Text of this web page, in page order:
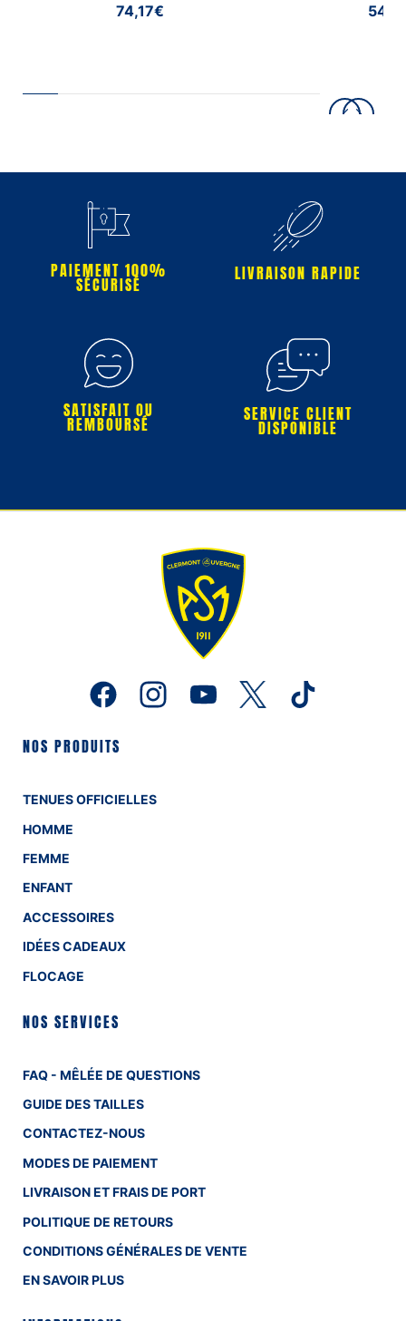
74,17€
PAIEMENT 100%
SÉCURISÉ
LIVRAISON RAPIDE
SATISFAIT OU
REMBOURSÉ SERVICE CLIENT
DISPONIBLE
NOS PRODUITS
TENUES OFFICIELLES
HOMME
FEMME
ENFANT
ACCESSOIRES
IDÉES CADEAUX
FLOCAGE
NOS SERVICES
FAQ - MÊLÉE DE QUESTIONS
GUIDE DES TAILLES
CONTACTEZ-NOUS
MODES DE PAIEMENT
LIVRAISON ET FRAIS DE PORT
POLITIQUE DE RETOURS
CONDITIONS GÉNÉRALES DE VENTE
EN SAVOIR PLUS